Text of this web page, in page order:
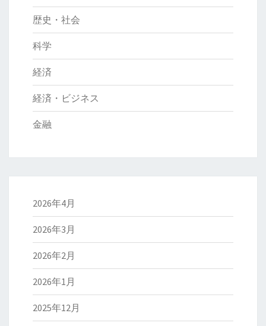
歴史・社会
科学
経済
経済・ビジネス
金融
2026年4月
2026年3月
2026年2月
2026年1月
2025年12月